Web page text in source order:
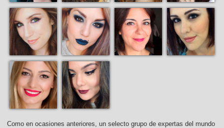
Como en ocasiones anteriores, un selecto grupo de expertas del mundo